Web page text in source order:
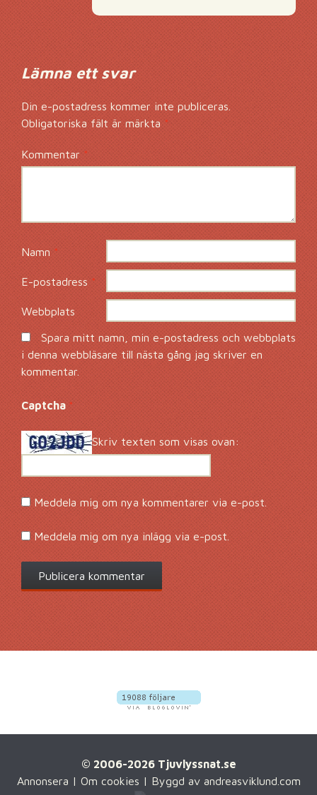
Lämna ett svar
Din e-postadress kommer inte publiceras.
Obligatoriska fält är märkta*
Kommentar*
Namn *
E-postadress*
Webbplats
Spara mitt namn, min e-postadress och webbplats
i denna webbläsare till nästa gång jag skriver en
kommentar.
Captcha*
Skriv texten som visas ovan:
Meddela mig om nya kommentarer via e-post.
Meddela mig om nya inlägg via e-post.
© 2006-2026 Tjuvlyssnat.se
Annonsera | Om cookies | Byggd av andreasviklund.com